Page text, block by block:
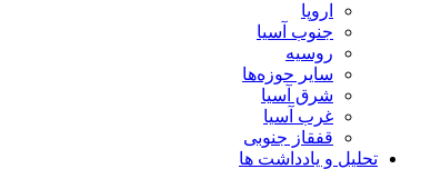
اروپا
جنوب آسیا
روسیه
سایر حوزه‌ها
شرق آسیا
غرب آسیا
قفقاز جنوبی
تحلیل و یادداشت ها